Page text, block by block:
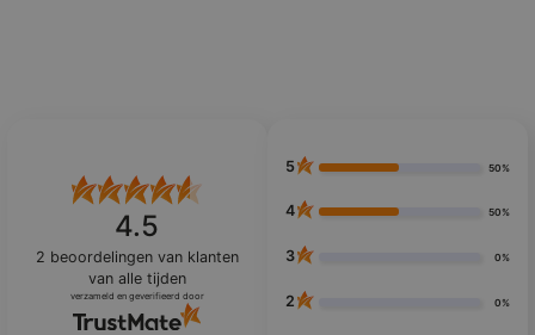
4.5
2 beoordelingen van klanten
van alle tijden
verzameld en geverifieerd door
5 50%
4 50%
3 0%
2 0%